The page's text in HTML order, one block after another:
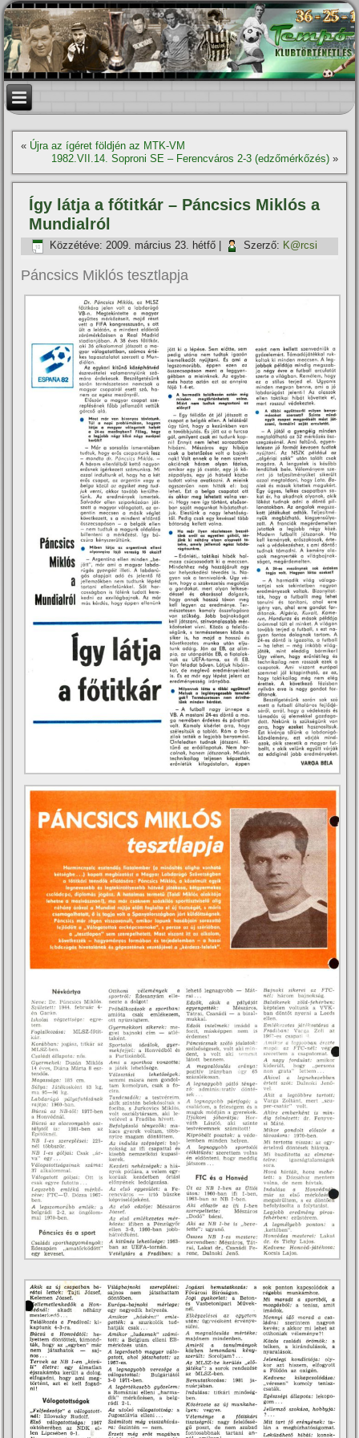
« Újra az í­géret földjén az MTK-VM
1982.VII.14. Soproni SE – Ferencváros 2-3 (edzőmérkőzés)»
Így látja a főtitkár – Páncsics Miklós a
Mundialról
Közzétéve: 2009. március 23. hétfő Szerző: K@rcsi
Páncsics Miklós tesztlapja